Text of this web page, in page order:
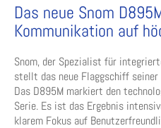
Das neue Snom
Kommunikation auf
Snom, der Spezialist für
stellt das neue Flaggschiff
Das D895M markiert den
Serie. Es ist das Ergebnis
klarem Fokus auf